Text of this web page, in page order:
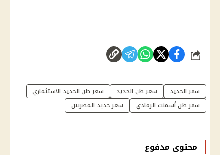
شارك
سعر الحديد سعر طن الحديد
سعر طن الحديد الاستثماري
سعر طن أسمنت الرمادي
سعر حديد المصريين
محتوى مدفوع